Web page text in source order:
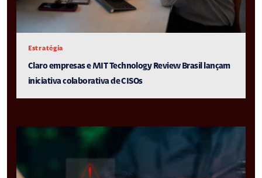
Estratégia
Claro empresas e MIT Technology Review Brasil lançam
iniciativa colaborativa de CISOs